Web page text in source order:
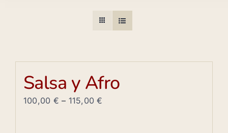
Salsa y Afro
100,00 € – 115,00€